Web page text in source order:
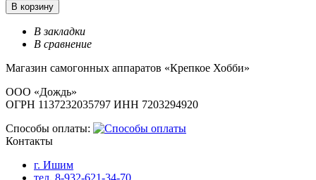
В корзину
В закладки
В сравнение
Магазин самогонных аппаратов «Крепкое Хобби»
ООО «Дождь»
ОГРН 1137232035797 ИНН 7203294920
Способы оплаты:
Контакты
г. Ишим